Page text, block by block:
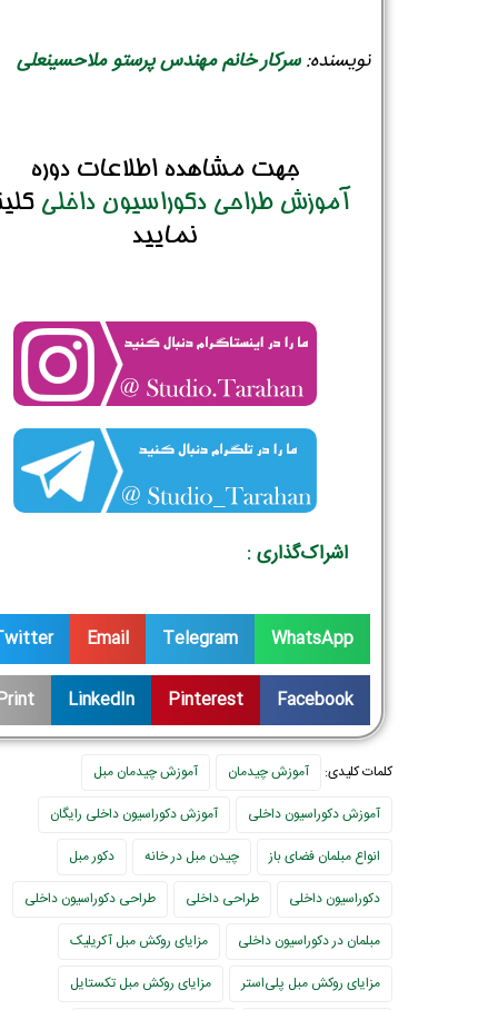
نویسنده:سرکار خانم مهندس پرستو ملاحسینعلی
جهت مشاهده اطلاعات دوره
آموزش طراحی دکوراسیون داخلی
نمایید
اشراک‌گذاری :
WhatsApp
Telegram
Email
Facebook
Pinterest
LinkedIn
کلمات کلیدی: آموزش چیدمان
آموزش چیدمان مبل
آموزش دکوراسیون داخلی
آموزش دکوراسیون داخلی رایگان
انواع مبلمان فضای باز
چیدن مبل در خانه
دکور مبل
دکوراسیون داخلی
طراحی داخلی
طراحی دکوراسیون داخلی
مبلمان در دکوراسیون داخلی
مزایای روکش مبل آکریلیک
مزایای روکش مبل پلی‌استر
مزایای روکش مبل تکستایل